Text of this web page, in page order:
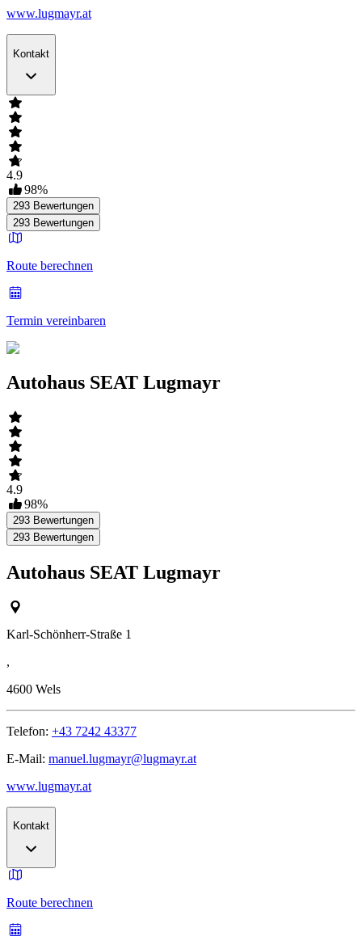
www.lugmayr.at
Kontakt
4.9
98%
293 Bewertungen
293 Bewertungen
Route berechnen
Termin vereinbaren
Autohaus SEAT Lugmayr
4.9
98%
293 Bewertungen
293 Bewertungen
Autohaus SEAT Lugmayr
Karl-Schönherr-Straße 1
,
4600 Wels
Telefon: +43 7242 43377
E-Mail: manuel.lugmayr@lugmayr.at
www.lugmayr.at
Kontakt
Route berechnen